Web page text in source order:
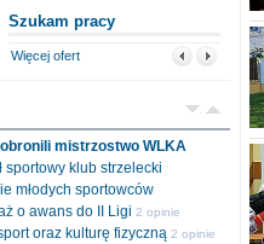
Szukam pracy
Więcej ofert
mistrzostwo WLKA
sportowy klub strzelecki
młodych sportowców
o awans do II Ligi 2 opinie
oraz kulturę fizyczną 2 opinie